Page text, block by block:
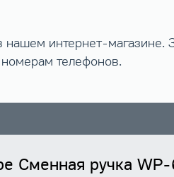
интернет-магазине.
телефонов.
Сменная ручка